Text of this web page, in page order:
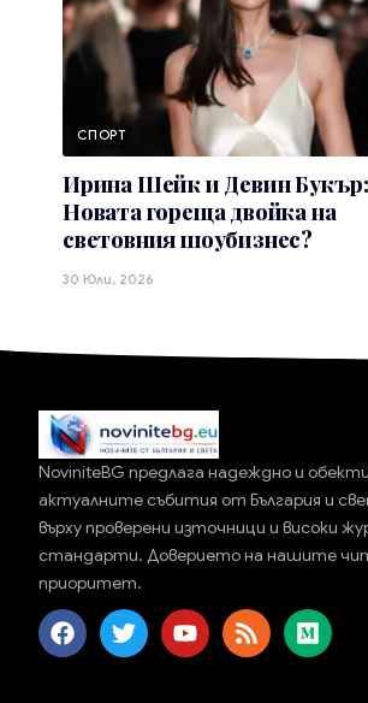
СПОРТ
Ирина Шейк и Девин Букър:
Новата гореща двойка на
световния шоубизнес?
30 Юли, 2026
NoviniteBG предлага надеждно и
актуалните събития от България и
върху проверени източници и високи
стандарти. Доверието на нашите
приоритет.